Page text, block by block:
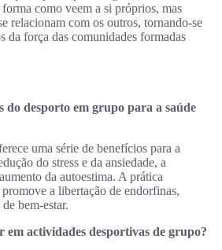
como veem a si próprios, mas
relacionam com os outros, tornando-se
da força das comunidades formadas
do desporto em grupo para a saúde
uma série de benefícios para a
do stress e da ansiedade, a
da autoestima. A prática
a libertação de endorfinas,
bem-estar.
em actividades desportivas de grupo?